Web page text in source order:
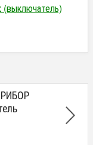
(выключатель)